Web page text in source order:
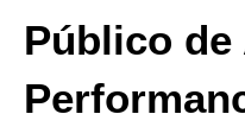
Público de